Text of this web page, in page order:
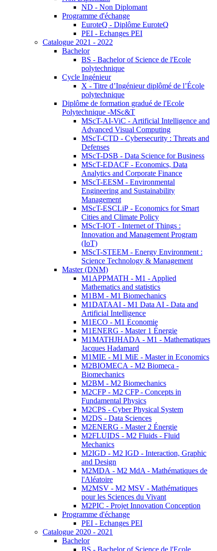
ND - Non Diplomant
Programme d'échange
EuroteQ - Diplôme EuroteQ
PEI - Echanges PEI
Catalogue 2021 - 2022
Bachelor
BS - Bachelor of Science de l'Ecole
polytechnique
Cycle Ingénieur
X - Titre d’Ingénieur diplômé de l’École
polytechnique
Diplôme de formation gradué de l'Ecole
Polytechnique -MSc&T
MScT-AI-ViC - Artificial Intelligence and
Advanced Visual Computing
MScT-CTD - Cybersecurity : Threats and
Defenses
MScT-DSB - Data Science for Business
MScT-EDACF - Economics, Data
Analytics and Corporate Finance
MScT-EESM - Environmental
Engineering and Sustainability
Management
MScT-ESCLiP - Economics for Smart
Cities and Climate Policy
MScT-IOT - Internet of Things :
Innovation and Management Program
(IoT)
MScT-STEEM - Energy Environment :
Science Technology & Management
Master (DNM)
M1APPMATH - M1 - Applied
Mathematics and statistics
M1BM - M1 Biomechanics
M1DATAAI - M1 Data AI - Data and
Artificial Intelligence
M1ECO - M1 Economie
M1ENERG - Master 1 Énergie
M1MATHJHADA - M1 - Mathematiques
Jacques Hadamard
M1MIE - M1 MiE - Master in Economics
M2BIOMECA - M2 Biomeca -
Biomechanics
M2BM - M2 Biomechanics
M2CFP - M2 CFP - Concepts in
Fundamental Physics
M2CPS - Cyber Physical System
M2DS - Data Sciences
M2ENERG - Master 2 Énergie
M2FLUIDS - M2 Fluids - Fluid
Mechanics
M2IGD - M2 IGD - Interaction, Graphic
and Design
M2MDA - M2 MdA - Mathématiques de
l'Aléatoire
M2MSV - M2 MSV - Mathématiques
pour les Sciences du Vivant
M2PIC - Projet Innovation Conception
Programme d'échange
PEI - Echanges PEI
Catalogue 2020 - 2021
Bachelor
BS - Bachelor of Science de l'Ecole